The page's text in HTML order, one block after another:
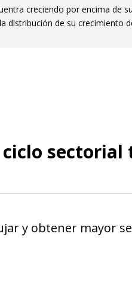
creciendo por encima de
distribución de su crecimiento
y obtener mayor